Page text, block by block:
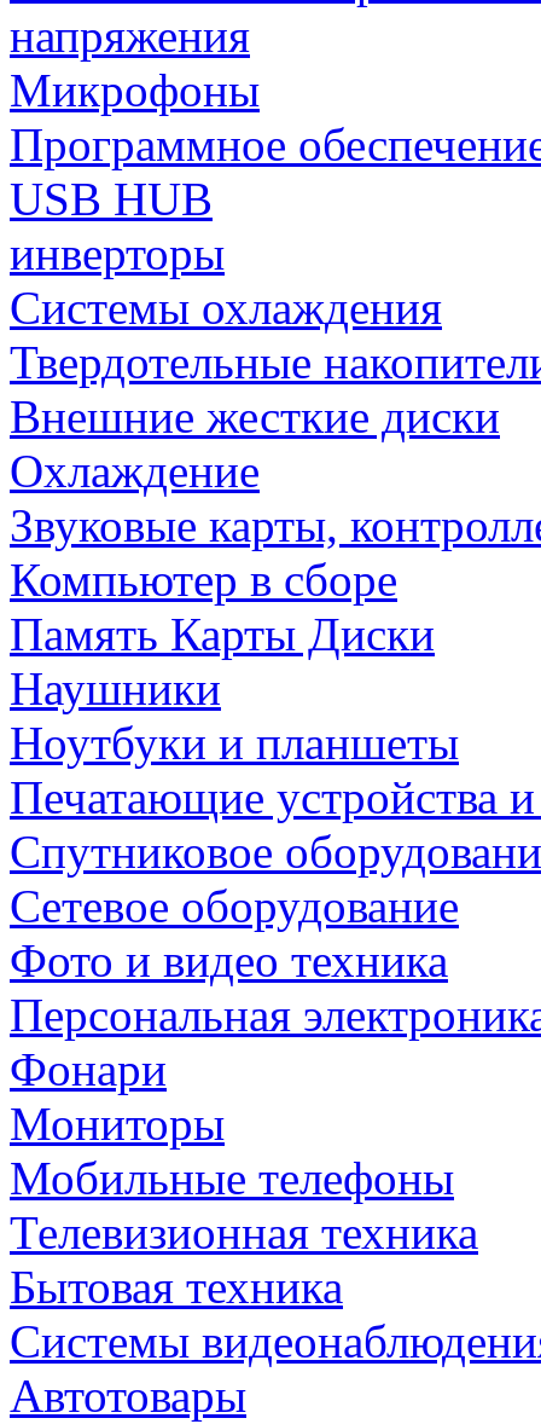
напряжения
Микрофоны
Программное
USB HUB
инверторы
Системы охлаждения
Твердотельные
Внешние жесткие диски
Охлаждение
Звуковые карты,
Компьютер в сборе
Память Карты Диски
Наушники
Ноутбуки и планшеты
Печатающие устройства
Спутниковое
Сетевое оборудование
Фото и видео техника
Персональная
Фонари
Мониторы
Мобильные телефоны
Телевизионная техника
Бытовая техника
Cистемы
Автотовары